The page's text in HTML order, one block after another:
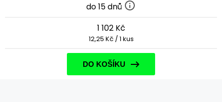
do 15 dnů
1 102 Kč
12,25 Kč / 1 kus
DO KOŠÍKU